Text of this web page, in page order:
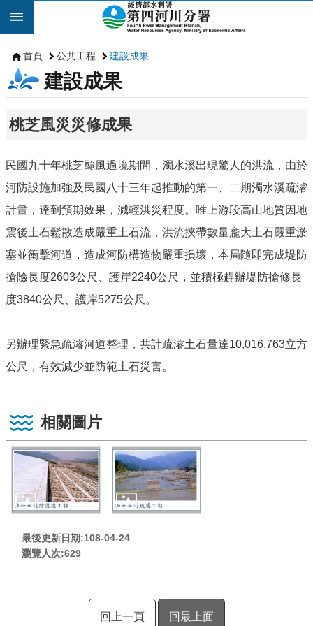
跳到主要內容區塊
首頁 公共工程 建設成果
建設成果
桃芝風災災修成果
民國九十年桃芝颱風過境期間，濁水溪出現驚人的洪流，由於
河防設施加強及民國八十三年起推動的第一、二期濁水溪疏濬
計畫，達到預期效果，減輕洪災程度。唯上游段高山地質因地
震後土石鬆散造成嚴重土石流，洪流挾帶數量龐大土石嚴重淤
塞並衝擊河道，造成河防構造物嚴重損壞，本局隨即完成堤防
搶險長度2603公尺、護岸2240公尺，並積極趕辦堤防搶修長
度3840公尺、護岸5275公尺。
另辦理緊急疏濬河道整理，共計疏濬土石量達10,016,763立方
公尺，有效減少並防範土石災害。
相關圖片
最後更新日期:108-04-24
瀏覽人次:629
回上一頁 回最上面